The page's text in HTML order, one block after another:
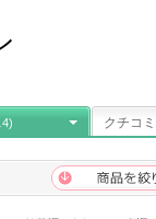
クチコミ